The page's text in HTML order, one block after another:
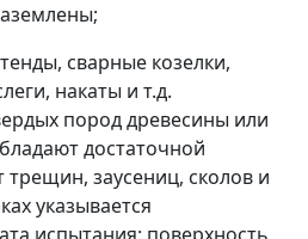
сварные козелки,
накаты и т.д.
пород древесины или
достаточной
заусениц, сколов и
указывается